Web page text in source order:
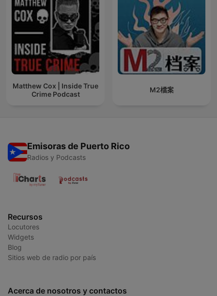
Matthew Cox | Inside True
Crime Podcast
M2檔案
Emisoras de Puerto Rico
Radios y Podcasts
Recursos
Locutores
Widgets
Blog
Sitios web de radio por país
Acerca de nosotros y contactos